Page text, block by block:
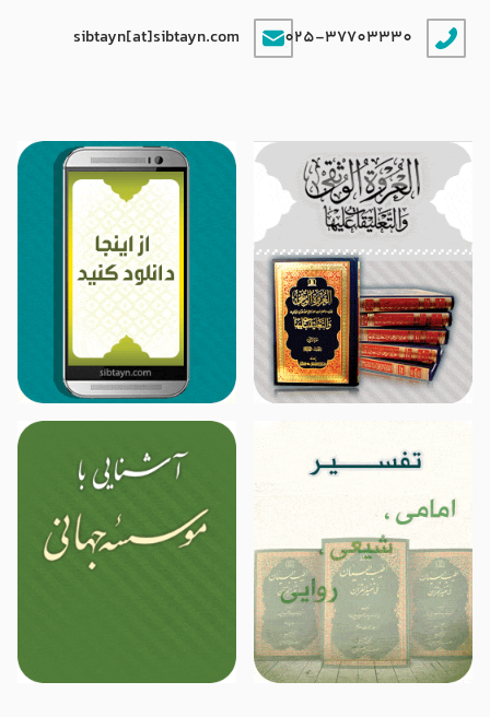
025-37703330
sibtayn[at]sibtayn.com